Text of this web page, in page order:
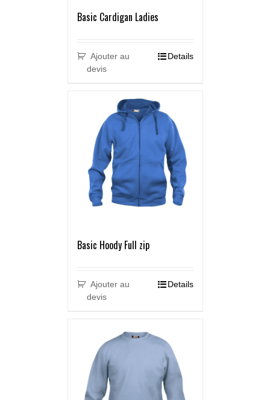
Basic Cardigan Ladies
Ajouter au
devis
Details
Basic Hoody Full zip
Ajouter au
devis
Details